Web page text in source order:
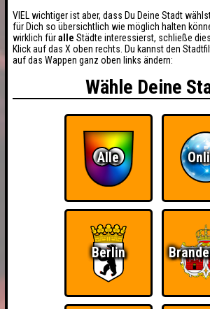
VIEL wichtiger ist aber, dass Du Deine Stadt
für Dich so übersichtlich wie möglich halten
wirklich füralle Städte interessierst, schließe
Klick auf das X oben rechts. Du kannst den
auf das Wappen ganz oben links ändern:
Wähle Deine
Alle
Berlin